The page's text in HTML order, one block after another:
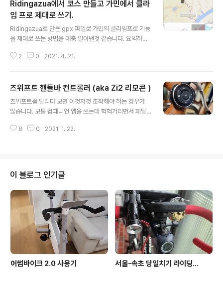
Ridingazua에서 코스 만들고 가민에서 클라
임 프로 제대로 쓰기.
Ridingazua로 만든 gpx 파일로 가민의 클라임프로 기능
을 제대로 쓰는 방법을 대충 알아낸것 같습니다. 요약하면,
도 데이타를 보정하도록 하여 그 gpx를 다시 받아 쓰
스를 만들고요, GPX 파일로 내보내기를 해서 다운로드 받
습니다. 2. GPX 파일에 타임스탬프 입히기 이 GPX 파일
을 스트라바에 올려야 하는데, 위에서 만든 GPX 파일은 실
고 시간에 대한 정보들이 없습니다. 이걸 가상의 시간 정보
2 0 2021. 4. 21.
즈위프트 핸들바 컨트롤러 (aka Zi2 리모콘 )
즈위프트를 달리다 보면 이것저것 조작해야 하는 경우가
많습니다. 보통 컴패니언 앱을 쓰는데 헉헉거리면서 페달
다. 그래서, 자동차, 오토바이 등에 많이 쓰는 블루투스 미
참고를 하였습니다. zwiftinsider.com/bluetooth-era
cing-controller/ How To Set Up an E-Racing Co
ntroller for Zwift - Zwift Insider Take Zwift racin
g to the next level with this hands-on c..
8 0 2021. 1. 22.
이 블로그 인기글
어썸바이크 2.0 사용기 서울-속초 당일치기 라이딩...